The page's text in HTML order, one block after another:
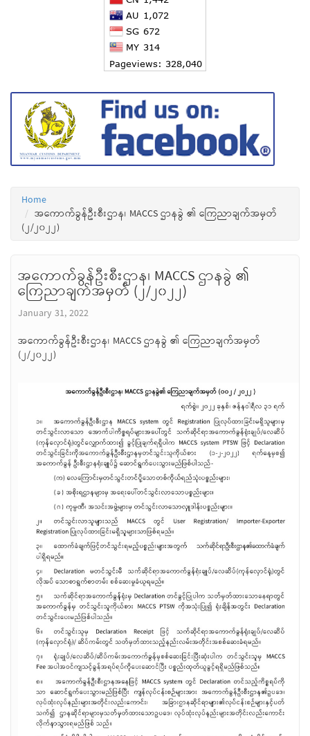
Home
အကောက်ခွန်ဦးစီးဌာန၊ MACCS ဌာနခွဲ ၏ ကြေညာချက်အမှတ်
(၂/၂၀၂၂)
အကောက်ခွန်ဦးစီးဌာန၊ MACCS ဌာနခွဲ ၏
ကြေညာချက်အမှတ် (၂/၂၀၂၂)
January 31, 2022
အကောက်ခွန်ဦးစီးဌာန၊ MACCS ဌာနခွဲ ၏ ကြေညာချက်အမှတ်
(၂/၂၀၂၂)